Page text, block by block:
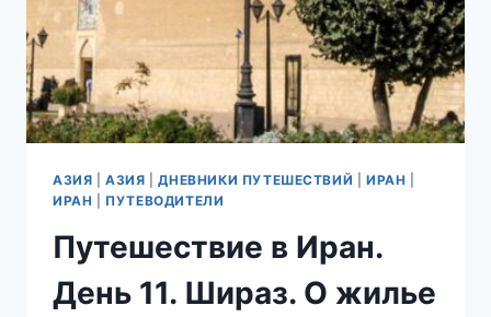
АЗИЯ |АЗИЯ |ДНЕВНИКИ ПУТЕШЕСТВИЙ |ИРАН
ИРАН
ПУТЕВОДИТЕЛИ
Путешествие в Иран.
День 11. Шираз. О жилье